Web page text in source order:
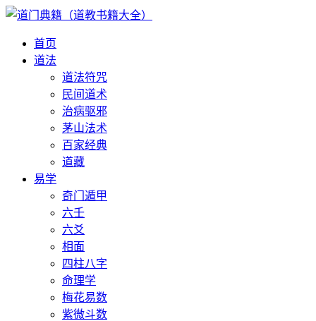
首页
道法
道法符咒
民间道术
治病驱邪
茅山法术
百家经典
道藏
易学
奇门遁甲
六壬
六爻
相面
四柱八字
命理学
梅花易数
紫微斗数